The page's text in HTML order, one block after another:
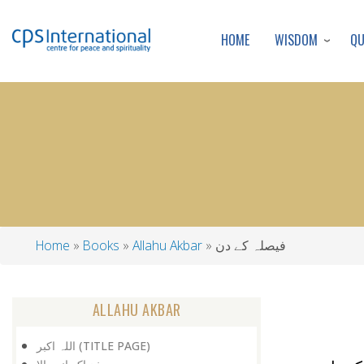
HOME WISDOM
Home Books Allahu Akbar فیصلہ کے دن
ALLAHU AKBAR
اللہ اکبر (TITLE PAGE)